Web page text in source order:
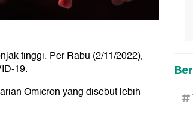
tinggi. Per Rabu (2/11/2022),
19.
Omicron yang disebut lebih